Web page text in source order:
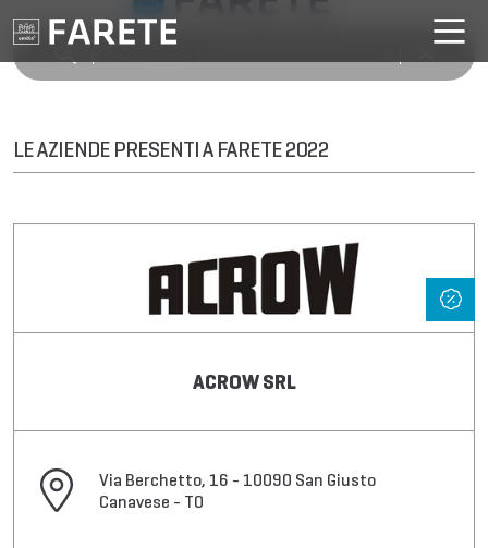
LE AZIENDE PRESENTI A FARETE 2022
ACROW SRL
Via Berchetto, 16 - 10090 San Giusto
Canavese - TO